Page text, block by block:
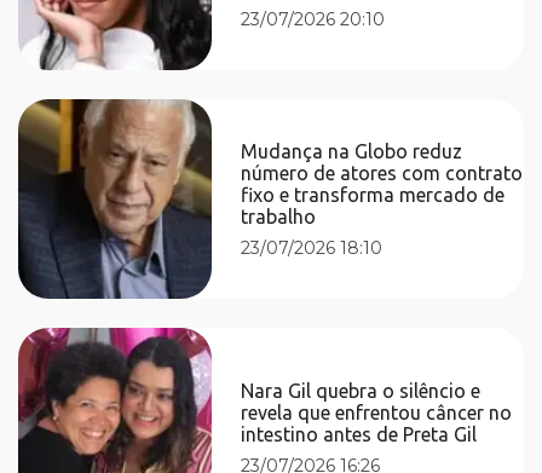
23/07/2026 20:10
Mudança na Globo reduz
número de atores com contrato
fixo e transforma mercado de
trabalho
23/07/2026 18:10
Nara Gil quebra o silêncio e
revela que enfrentou câncer no
intestino antes de Preta Gil
23/07/2026 16:26